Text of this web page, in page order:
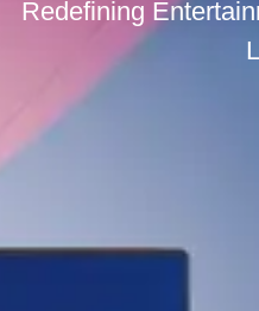
Redefining